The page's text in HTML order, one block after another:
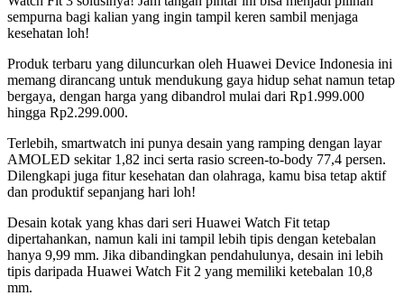
sempurna bagi kalian yang ingin tampil keren sambil menjaga
kesehatan loh!
Produk terbaru yang diluncurkan oleh Huawei Device Indonesia ini
memang dirancang untuk mendukung gaya hidup sehat namun tetap
bergaya, dengan harga yang dibandrol mulai dari Rp1.999.000
hingga Rp2.299.000.
Terlebih, smartwatch ini punya desain yang ramping dengan layar
AMOLED sekitar 1,82 inci serta rasio screen-to-body 77,4 persen.
Dilengkapi juga fitur kesehatan dan olahraga, kamu bisa tetap aktif
dan produktif sepanjang hari loh!
Desain kotak yang khas dari seri Huawei Watch Fit tetap
dipertahankan, namun kali ini tampil lebih tipis dengan ketebalan
hanya 9,99 mm. Jika dibandingkan pendahulunya, desain ini lebih
tipis daripada Huawei Watch Fit 2 yang memiliki ketebalan 10,8
mm.